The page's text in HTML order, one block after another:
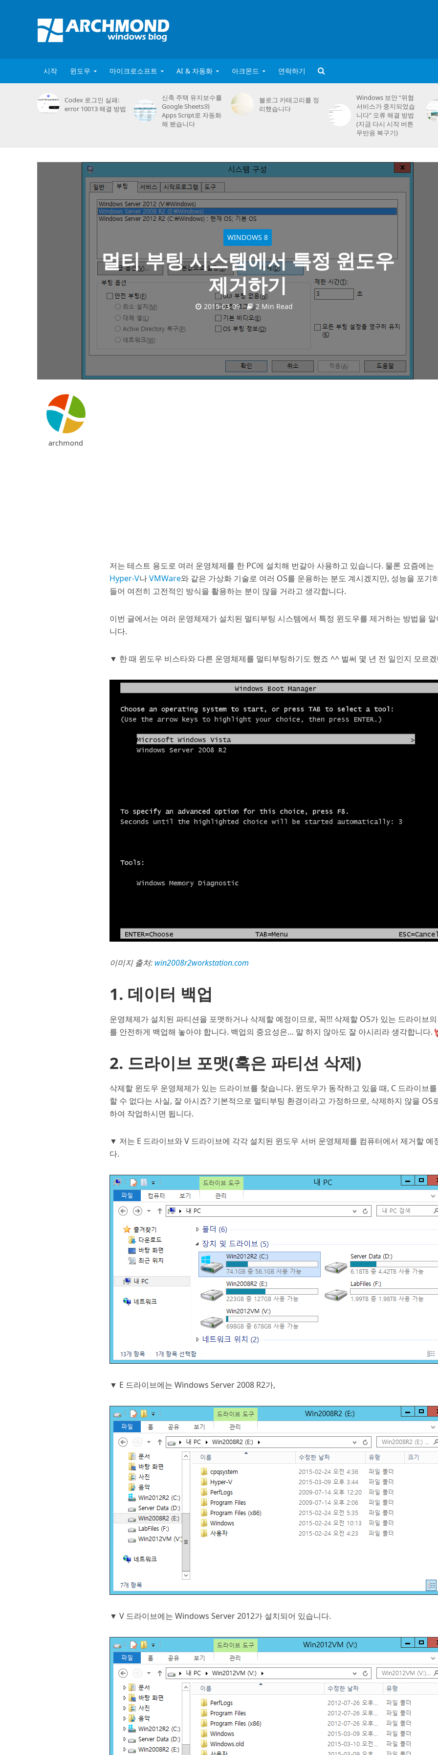
시작 윈도우 마이크로소프트 AI & 자동화 아크몬드 연락하기
Codex 로그인 실패:
error 10013 해결 방법
신축 주택 유지보수를
Google Sheets와
Apps Script로 자동화
해 봤습니다
블로그 카테고리를 정
리했습니다
Windows 보안 “위협
서비스가 중지되었습
니다” 오류 해결 방법
(지금 다시 시작 버튼
무반응 복구기)
WINDOWS 8
멀티 부팅 시스템에서 특정 윈도우
제거하기
2015-03-09 2 Min Read
archmond
저는 테스트 용도로 여러 운영체제를 한 PC에 설치해 번갈아 사용하고 있습니다. 물론 요즘에는
Hyper-V나VMWare와 같은 가상화 기술로 여러 OS를 운용하는 분도 계시겠지만, 성능을 포기
들어 여전히 고전적인 방식을 활용하는 분이 많을 거라고 생각합니다.
이번 글에서는 여러 운영체제가 설치된 멀티부팅 시스템에서 특정 윈도우를 제거하는 방법을
니다.
▼ 한 때 윈도우 비스타와 다른 운영체제를 멀티부팅하기도 했죠 ^^ 벌써 몇 년 전 일인지 모르
이미지 출처: win2008r2workstation.com
1. 데이터 백업
운영체제가 설치된 파티션을 포맷하거나 삭제할 예정이므로, 꼭!!! 삭제할 OS가 있는 드라이브
를 안전하게 백업해 놓아야 합니다. 백업의 중요성은… 말 하지 않아도 잘 아시리라 생각합니다.
2. 드라이브 포맷(혹은 파티션 삭제)
삭제할 윈도우 운영체제가 있는 드라이브를 찾습니다. 윈도우가 동작하고 있을 때, C 드라이브
할 수 없다는 사실, 잘 아시죠? 기본적으로 멀티부팅 환경이라고 가정하므로, 삭제하지 않을 OS
하여 작업하시면 됩니다.
▼ 저는 E 드라이브와 V 드라이브에 각각 설치된 윈도우 서버 운영체제를 컴퓨터에서 제거할 예
다.
▼ E 드라이브에는 Windows Server 2008 R2가,
▼ V 드라이브에는 Windows Server 2012가 설치되어 있습니다.